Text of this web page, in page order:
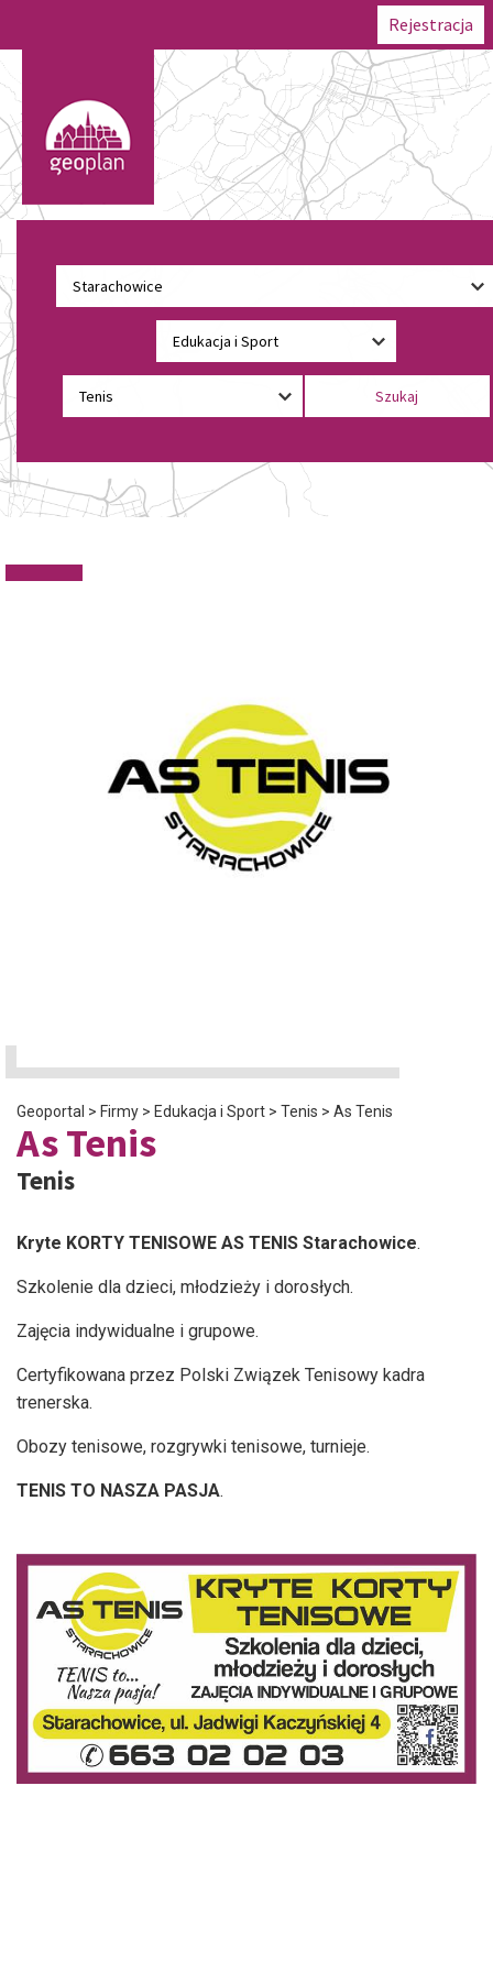
Rejestracja
Geoportal > Firmy > Edukacja i Sport > Tenis > As Tenis
As Tenis
Tenis
Kryte KORTY TENISOWE AS TENIS Starachowice.
Szkolenie dla dzieci, młodzieży i dorosłych.
Zajęcia indywidualne i grupowe.
Certyfikowana przez Polski Związek Tenisowy kadra
trenerska.
Obozy tenisowe, rozgrywki tenisowe, turnieje.
TENIS TO NASZA PASJA.